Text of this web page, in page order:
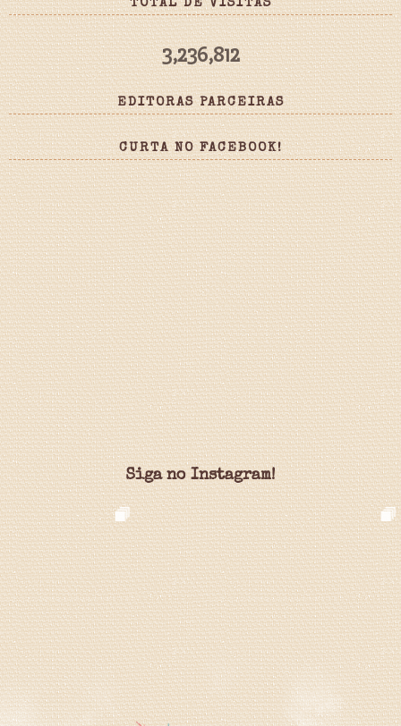
TOTAL DE VISITAS
3,236,812
EDITORAS PARCEIRAS
CURTA NO FACEBOOK!
Siga no Instagram!